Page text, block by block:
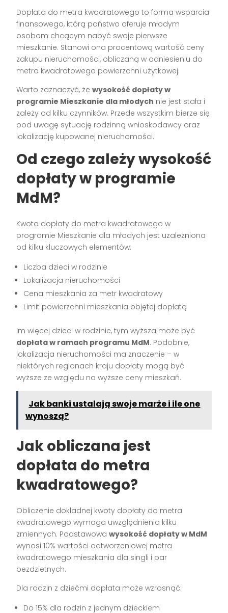
Dopłata do metra kwadratowego to forma wsparcia
finansowego, którą państwo oferuje młodym
osobom chcącym nabyć swoje pierwsze
mieszkanie. Stanowi ona procentową wartość ceny
zakupu nieruchomości, obliczaną w odniesieniu do
metra kwadratowego powierzchni użytkowej.
Warto zaznaczyć, żewysokość dopłaty w
programie Mieszkanie dla młodych nie jest stała i
zależy od kilku czynników. Przede wszystkim bierze się
pod uwagę sytuację rodzinną wnioskodawcy oraz
lokalizację kupowanej nieruchomości.
Od czego zależy wysokość
dopłaty w programie
MdM?
Kwota dopłaty do metra kwadratowego w
programie Mieszkanie dla młodych jest uzależniona
od kilku kluczowych elementów:
Liczba dzieci w rodzinie
Lokalizacja nieruchomości
Cena mieszkania za metr kwadratowy
Limit powierzchni mieszkania objętej dopłatą
Im więcej dzieci w rodzinie, tym wyższa może być
dopłata w ramach programu MdM. Podobnie,
lokalizacja nieruchomości ma znaczenie – w
niektórych regionach kraju dopłaty mogą być
wyższe ze względu na wyższe ceny mieszkań.
Jak banki ustalają swoje marże i ile one
wynoszą?
Jak obliczana jest
dopłata do metra
kwadratowego?
Obliczenie dokładnej kwoty dopłaty do metra
kwadratowego wymaga uwzględnienia kilku
zmiennych. Podstawowawysokość dopłaty w MdM
wynosi 10% wartości odtworzeniowej metra
kwadratowego mieszkania dla singli i par
bezdzietnych.
Dla rodzin z dziećmi dopłata może wzrosnąć:
Do 15% dla rodzin z jednym dzieckiem